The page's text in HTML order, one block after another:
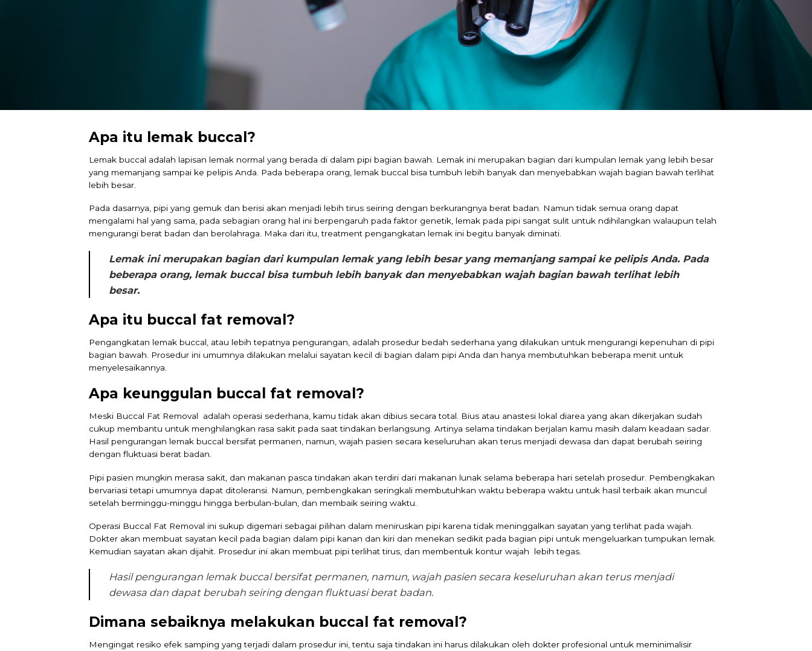
Apa itu lemak buccal?
Lemak buccal adalah lapisan lemak normal yang berada di dalam pipi bagian bawah. Lemak ini merupakan bagian dari kumpulan lemak yang lebih besar
yang memanjang sampai ke pelipis Anda. Pada beberapa orang, lemak buccal bisa tumbuh lebih banyak dan menyebabkan wajah bagian bawah terlihat
lebih besar.
Pada dasarnya, pipi yang gemuk dan berisi akan menjadi lebih tirus seiring dengan berkurangnya berat badan. Namun tidak semua orang dapat
mengalami hal yang sama, pada sebagian orang hal ini berpengaruh pada faktor genetik, lemak pada pipi sangat sulit untuk ndihilangkan walaupun telah
mengurangi berat badan dan berolahraga. Maka dari itu, treatment pengangkatan lemak ini begitu banyak diminati.
Lemak ini merupakan bagian dari kumpulan lemak yang lebih besar yang memanjang sampai ke pelipis Anda. Pada
beberapa orang, lemak buccal bisa tumbuh lebih banyak dan menyebabkan wajah bagian bawah terlihat lebih
besar.
Apa itu buccal fat removal?
Pengangkatan lemak buccal, atau lebih tepatnya pengurangan, adalah prosedur bedah sederhana yang dilakukan untuk mengurangi kepenuhan di pipi
bagian bawah. Prosedur ini umumnya dilakukan melalui sayatan kecil di bagian dalam pipi Anda dan hanya membutuhkan beberapa menit untuk
menyelesaikannya.
Apa keunggulan buccal fat removal?
Meski Buccal Fat Removal adalah operasi sederhana, kamu tidak akan dibius secara total. Bius atau anastesi lokal diarea yang akan dikerjakan sudah
cukup membantu untuk menghilangkan rasa sakit pada saat tindakan berlangsung. Artinya selama tindakan berjalan kamu masih dalam keadaan sadar.
Hasil pengurangan lemak buccal bersifat permanen, namun, wajah pasien secara keseluruhan akan terus menjadi dewasa dan dapat berubah seiring
dengan fluktuasi berat badan.
Pipi pasien mungkin merasa sakit, dan makanan pasca tindakan akan terdiri dari makanan lunak selama beberapa hari setelah prosedur. Pembengkakan
bervariasi tetapi umumnya dapat ditoleransi. Namun, pembengkakan seringkali membutuhkan waktu beberapa waktu untuk hasil terbaik akan muncul
setelah berminggu-minggu hingga berbulan-bulan, dan membaik seiring waktu.
Operasi Buccal Fat Removal ini sukup digemari sebagai pilihan dalam meniruskan pipi karena tidak meninggalkan sayatan yang terlihat pada wajah.
Dokter akan membuat sayatan kecil pada bagian dalam pipi kanan dan kiri dan menekan sedikit pada bagian pipi untuk mengeluarkan tumpukan lemak.
Kemudian sayatan akan dijahit. Prosedur ini akan membuat pipi terlihat tirus, dan membentuk kontur wajah lebih tegas.
Hasil pengurangan lemak buccal bersifat permanen, namun, wajah pasien secara keseluruhan akan terus menjadi
dewasa dan dapat berubah seiring dengan fluktuasi berat badan.
Dimana sebaiknya melakukan buccal fat removal?
Mengingat resiko efek samping yang terjadi dalam prosedur ini, tentu saja tindakan ini harus dilakukan oleh dokter profesional untuk meminimalisir